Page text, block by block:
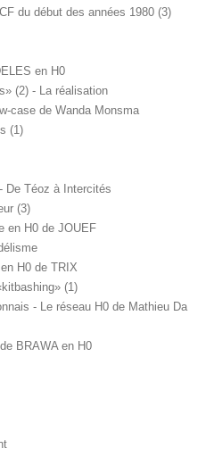
du début des années 1980 (3)
en H0
(2) - La réalisation
case de Wanda Monsma
(1)
De Téoz à Intercités
(3)
en H0 de JOUEF
H0 de TRIX
(1)
- Le réseau H0 de Mathieu Da
BRAWA en H0